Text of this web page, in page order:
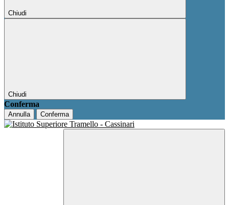
Chiudi
Chiudi
Conferma
Annulla Conferma